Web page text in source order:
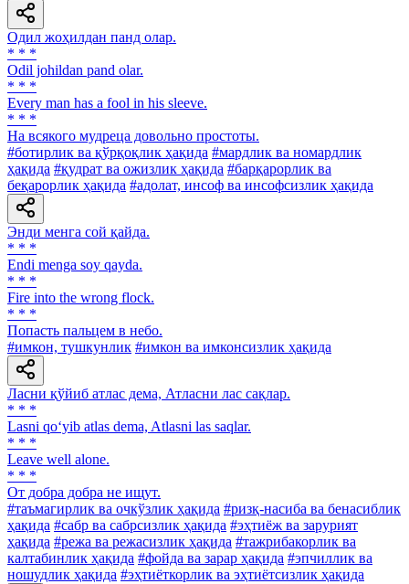
Одил жоҳилдан панд олар.
* * *
Odil johildan pand olar.
* * *
Every man has a fool in his sleeve.
* * *
На всякого мудреца довольно простоты.
#ботирлик ва қўрқоқлик ҳақида #мардлик ва номардлик
ҳақида #қудрат ва ожизлик ҳақида #барқарорлик ва
беқарорлик ҳақида #адолат, инсоф ва инсофсизлик ҳақида
Энди менга сой қайда.
* * *
Endi menga soy qayda.
* * *
Fire into the wrong flock.
* * *
Попасть пальцем в небо.
#имкон, тушкунлик #имкон ва имконсизлик ҳақида
Ласни қўйиб атлас дема, Атласни лас сақлар.
* * *
Lasni qo‘yib atlas dema, Atlasni las saqlar.
* * *
Leave well alone.
* * *
От добра добра не ищут.
#таъмагирлик ва очкўзлик ҳақида #ризқ-насиба ва бенасиблик
ҳақида #сабр ва сабрсизлик ҳақида #эҳтиёж ва зарурият
ҳақида #режа ва режасизлик ҳақида #тажрибакорлик ва
калтабинлик ҳақида #фойда ва зарар ҳақида #эпчиллик ва
ношудлик ҳақида #эҳтиёткорлик ва эҳтиётсизлик ҳақида